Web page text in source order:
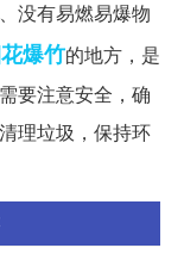
没有易燃易爆物
爆竹的地方，是
要注意安全，确
理垃圾，保持环